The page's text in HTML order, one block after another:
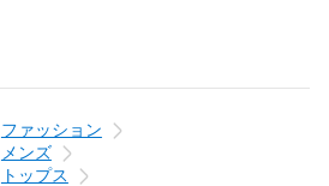
ファッション
メンズ
トップス